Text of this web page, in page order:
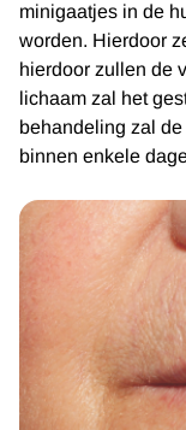
minigaatjes in de
worden. Hierdoor
hierdoor zullen de
lichaam zal het
behandeling zal
binnen enkele